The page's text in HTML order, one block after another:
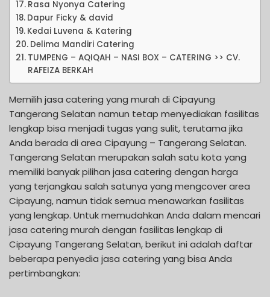
Rasa Nyonya Catering
Dapur Ficky & david
Kedai Luvena & Katering
Delima Mandiri Catering
TUMPENG – AQIQAH – NASI BOX – CATERING >> CV.
RAFEIZA BERKAH
Memilih jasa catering yang murah di Cipayung
Tangerang Selatan namun tetap menyediakan fasilitas
lengkap bisa menjadi tugas yang sulit, terutama jika
Anda berada di area Cipayung – Tangerang Selatan.
Tangerang Selatan merupakan salah satu kota yang
memiliki banyak pilihan jasa catering dengan harga
yang terjangkau salah satunya yang mengcover area
Cipayung, namun tidak semua menawarkan fasilitas
yang lengkap. Untuk memudahkan Anda dalam mencari
jasa catering murah dengan fasilitas lengkap di
Cipayung Tangerang Selatan, berikut ini adalah daftar
beberapa penyedia jasa catering yang bisa Anda
pertimbangkan: